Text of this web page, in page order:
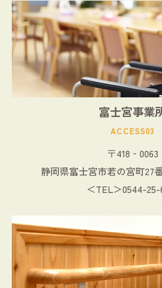
富士宮事業
ACCESS03
〒418‐0063
静岡県富士宮市若の宮町27
＜TEL＞0544-25-